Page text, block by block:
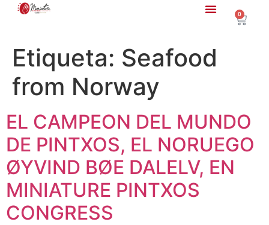
0
Etiqueta: Seafood
from Norway
EL CAMPEON DEL MUNDO
DE PINTXOS, EL NORUEGO
ØYVIND BØE DALELV, EN
MINIATURE PINTXOS
CONGRESS